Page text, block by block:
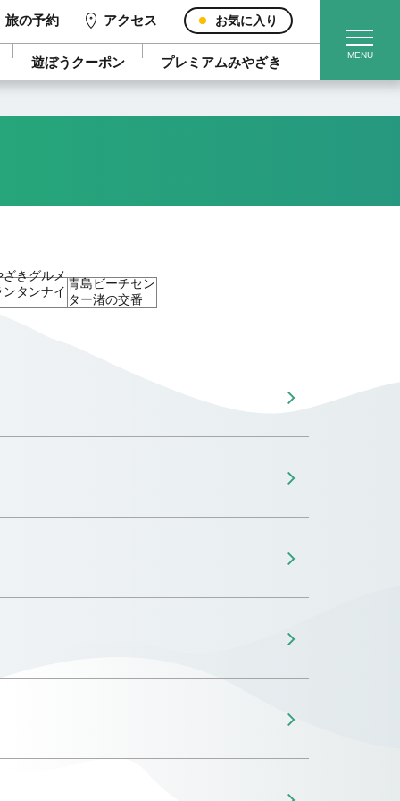
旅の予約 アクセス お気に入り
遊ぼうクーポン プレミアムみやざき
ざきグルメ
ンタンナイ
青島ビーチセン
ター渚の交番